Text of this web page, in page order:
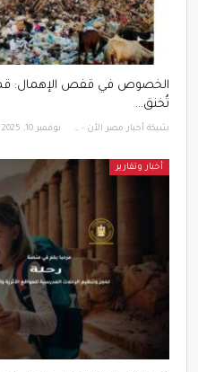
الخصوص في قفص الإهمال:
تُخنق…
شبكة أخبار مصر الأن - Egypt News Network Now نوفمبر 10, 2025
أخبار وتقارير